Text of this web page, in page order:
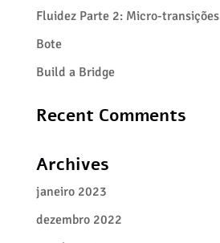
Fluidez Parte 2: Micro-transições
Bote
Build a Bridge
Recent Comments
Archives
janeiro 2023
dezembro 2022